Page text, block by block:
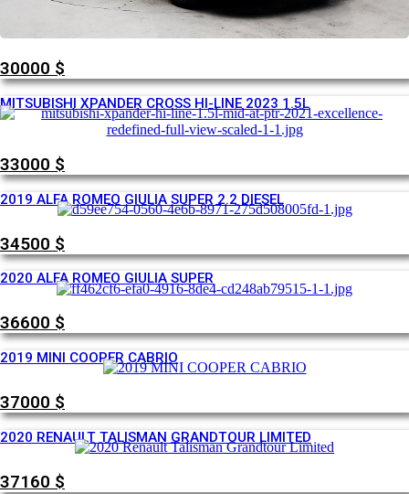
30000 $
MITSUBISHI XPANDER CROSS HI-LINE 2023 1.5L
33000 $
2019 ALFA ROMEO GIULIA SUPER 2.2 DIESEL
34500 $
2020 ALFA ROMEO GIULIA SUPER
36600 $
2019 MINI COOPER CABRIO
37000 $
2020 RENAULT TALISMAN GRANDTOUR LIMITED
37160 $